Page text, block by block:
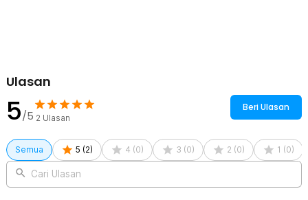
Ulasan
5/5 2 Ulasan
Beri Ulasan
Semua 5 (2) 4 (0) 3 (0) 2 (0) 1 (0)
Cari Ulasan